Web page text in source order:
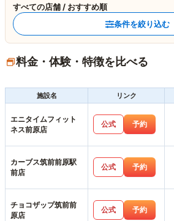
すべての店舗 / おすすめ順
条件を絞り込む
料金・体験・特徴を比べる
施設名
リンク
エニタイムフィット
ネス前原店
公式 予約
カーブス筑前前原駅
前店
公式 予約
チョコザップ筑前前
原店
公式 予約